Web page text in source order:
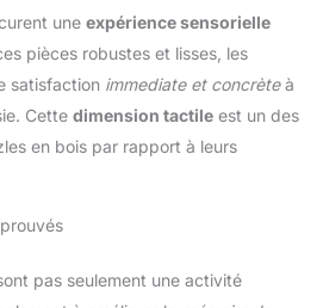
une expérience sensorielle
pièces robustes et lisses, les
satisfaction immediate et concrèteà
Cette dimension tactile est un des
en bois par rapport à leurs
pas seulement une activité